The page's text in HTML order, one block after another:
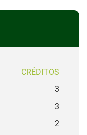
CRÉDITOS
3
3
2